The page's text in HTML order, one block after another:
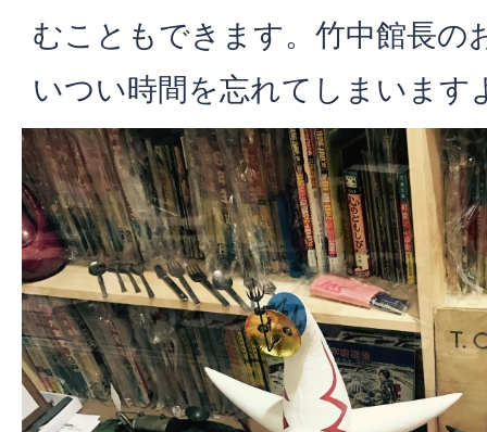
むこともできます。竹中館長の
いつい時間を忘れてしまいます